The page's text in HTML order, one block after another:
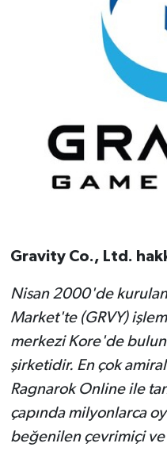
Gravity Co., Ltd.
Nisan 2000'de
Market'te (GRVY)
merkezi Kore'de
şirketidir. En çok
Ragnarok Online ile
çapında milyonlarca
beğenilen çevrimiçi